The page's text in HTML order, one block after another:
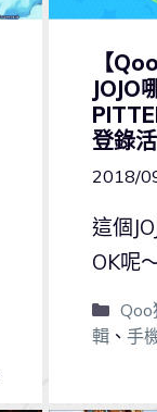
【
JOJO
登錄
2018/
這個
OK呢
Qoo
輯、 手